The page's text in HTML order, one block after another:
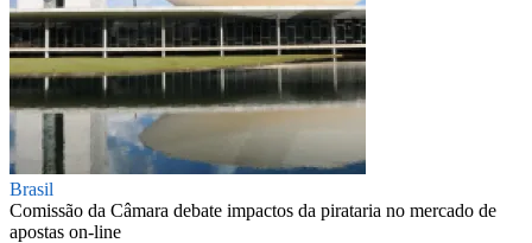
Brasil
Comissão da Câmara debate impactos da pirataria no mercado de
apostas on-line